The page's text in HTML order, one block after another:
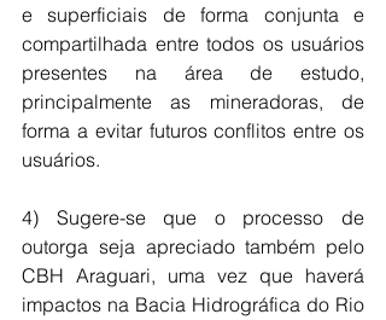
e superficiais de forma conjunta e
compartilhada entre todos os usuários
presentes na área de estudo,
principalmente as mineradoras, de
forma a evitar futuros conflitos entre os
usuários.
4) Sugere-se que o processo de
outorga seja apreciado também pelo
CBH Araguari, uma vez que haverá
impactos na Bacia Hidrográfica do Rio